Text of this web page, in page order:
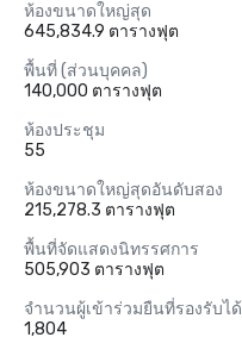
ห้องขนาดใหญ่สุด
645,834.9 ตารางฟุต
พื้นที่ (ส่วนบุคคล)
140,000 ตารางฟุต
ห้องประชุม
55
ห้องขนาดใหญ่สุดอันดับสอง
215,278.3 ตารางฟุต
พื้นที่จัดแสดงนิทรรศการ
505,903 ตารางฟุต
จำนวนผู้เข้าร่วมยืนที่รองรับได้
1,804